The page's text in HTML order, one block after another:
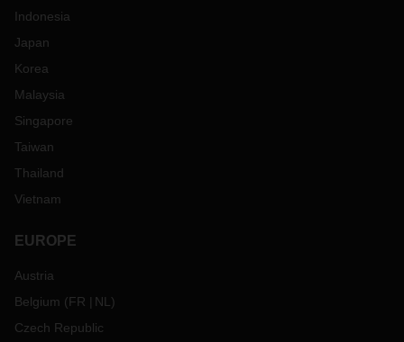
Indonesia
Japan
Korea
Malaysia
Singapore
Taiwan
Thailand
Vietnam
EUROPE
Austria
Belgium (FR NL )
Czech Republic